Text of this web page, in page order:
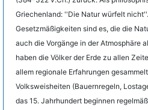
Griechenland: ''Die Natur würfelt
Gesetzmäßigkeiten sind es, die die
auch die Vorgänge in der Atmosphäre
haben die Völker der Erde zu allen
allem regionale Erfahrungen
Volksweisheiten (Bauernregeln,
das 15. Jahrhundert beginnen